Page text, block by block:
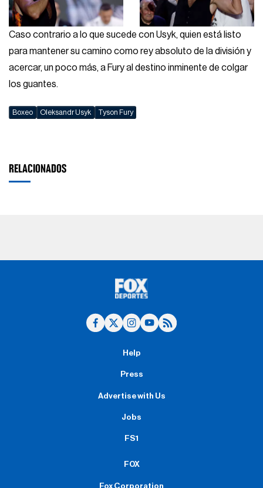
Caso contrario a lo que sucede con Usyk, quien está listo
para mantener su camino como rey absoluto de la división y
acercar, un poco más, a Fury al destino inminente de colgar
los guantes.
Boxeo Oleksandr Usyk Tyson Fury
RELACIONADOS
Help
Press
Advertise with Us
Jobs
FS1
FOX
Fox Corporation